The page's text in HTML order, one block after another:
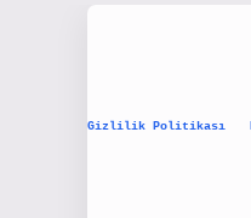
Gizlilik Politikası